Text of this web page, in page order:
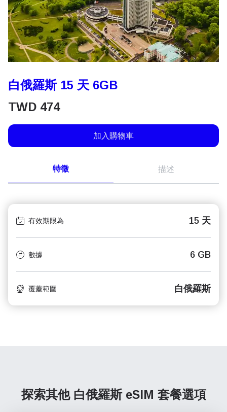
白俄羅斯 15 天 6GB
TWD 474
加入購物車
特徵 描述
有效期限為 15 天
數據 6 GB
覆蓋範圍 白俄羅斯
探索其他 白俄羅斯 eSIM 套餐選項